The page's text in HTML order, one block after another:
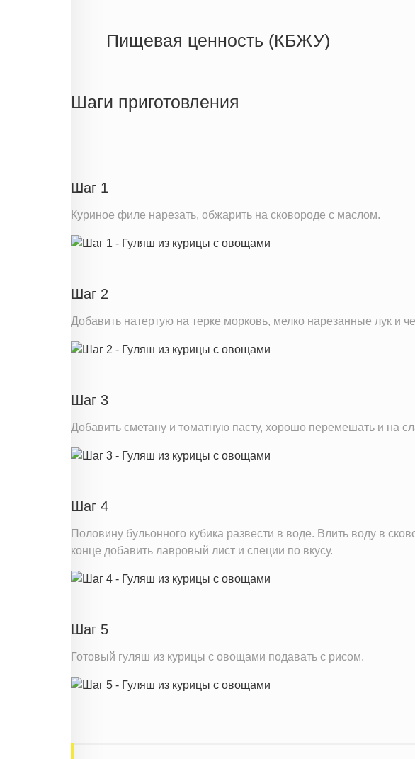
Пищевая ценность (КБЖУ)
Белки
Шаги приготовления
Шаг 1
Куриное филе нарезать, обжарить на сковороде с маслом.
Шаг 2
Добавить натертую на терке морковь, мелко нарезанные лук и
Шаг 3
Добавить сметану и томатную пасту, хорошо перемешать и на
Шаг 4
Половину бульонного кубика развести в воде. Влить воду в
конце добавить лавровый лист и специи по вкусу.
Шаг 5
Готовый гуляш из курицы с овощами подавать с рисом.